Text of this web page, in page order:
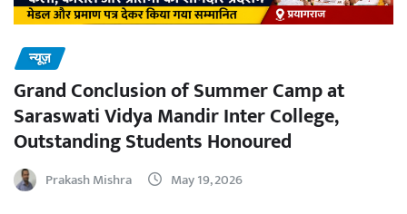
न्यूज़
Grand Conclusion of Summer Camp at
Saraswati Vidya Mandir Inter College,
Outstanding Students Honoured
Prakash Mishra May 19, 2026